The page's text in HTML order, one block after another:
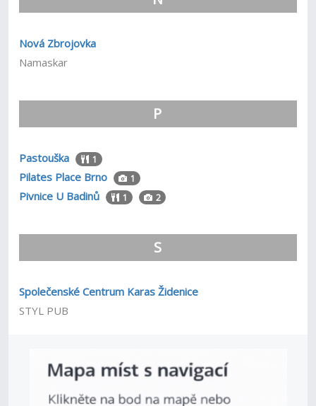
Nová Zbrojovka
Namaskar
P
Pastouška 1
Pilates Place Brno 1
Pivnice U Badinů 1 2
S
Společenské Centrum Karas Židenice
STYL PUB